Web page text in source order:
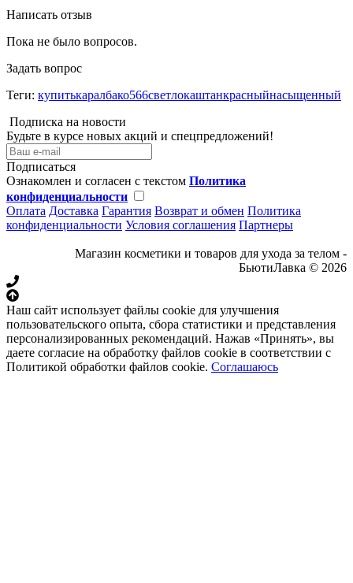
Написать отзыв
Пока не было вопросов.
Задать вопрос
Теги: купитькаралбако566светлокаштанкрасныйнасыщенный
Подписка на новости
Будьте в курсе новых акций и спецпредложений!
Подписаться
Ознакомлен и согласен с текстом Политика
конфиденциальности
Оплата Доставка Гарантия Возврат и обмен Политика
конфиденциальности Условия соглашения Партнеры
Магазин косметики и товаров для ухода за телом -
БьютиЛавка © 2026
Наш сайт использует файлы cookie для улучшения
пользовательского опыта, сбора статистики и представления
персонализированных рекомендаций. Нажав «Принять», вы
даете согласие на обработку файлов cookie в соответствии с
Политикой обработки файлов cookie. Соглашаюсь